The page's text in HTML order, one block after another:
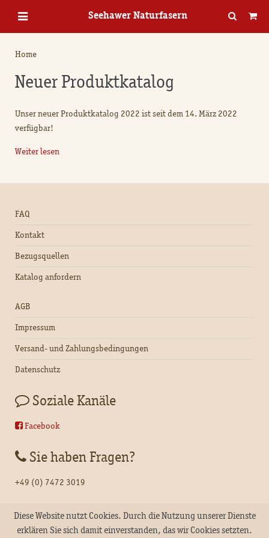
Seehawer Naturfasern
Home
Neuer Produktkatalog
Unser neuer Produktkatalog 2022 ist seit dem 14. März 2022
verfügbar!
Weiter lesen
FAQ
Kontakt
Bezugsquellen
Katalog anfordern
AGB
Impressum
Versand- und Zahlungsbedingungen
Datenschutz
Soziale Kanäle
Facebook
Sie haben Fragen?
+49 (0) 7472 3019
Diese Website nutzt Cookies. Durch die Nutzung unserer Dienste
erklären Sie sich damit einverstanden, das wir Cookies setzten.